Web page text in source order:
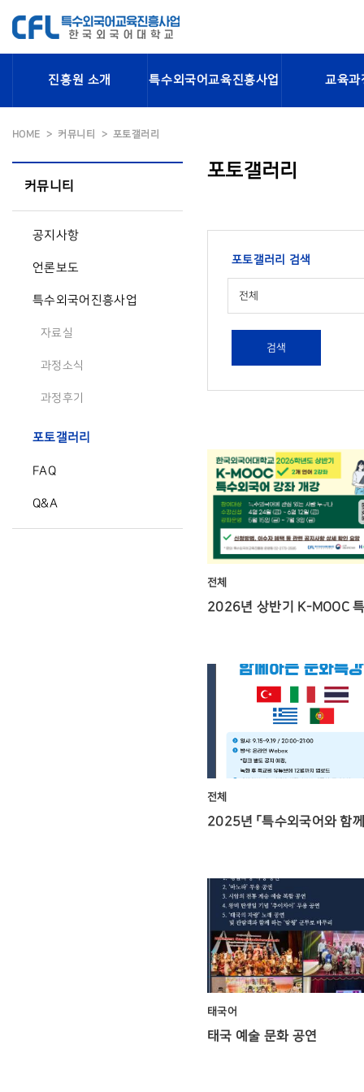
진흥원 소개 특수외국어교육진흥사업 교육과
HOME 커뮤니티 포토갤러리
커뮤니티
공지사항
언론보도
특수외국어진흥사업
자료실
과정소식
과정후기
포토갤러리
FAQ
Q&A
포토갤러리
포토갤러리 검색
전체
검색
전체
전체
태국어
태국 예술 문화 공연